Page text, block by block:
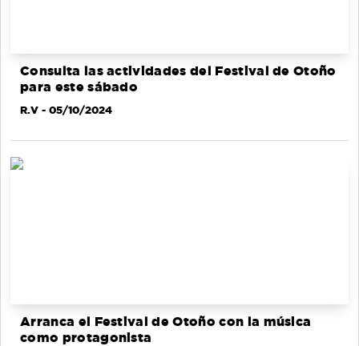
Consulta las actividades del Festival de Otoño
para este sábado
R.V - 05/10/2024
Arranca el Festival de Otoño con la música
como protagonista